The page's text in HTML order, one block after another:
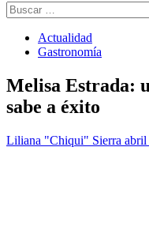
Buscar:
Actualidad
Gastronomía
Melisa Estrada:
sabe a éxito
Liliana "Chiqui" Sierra abril